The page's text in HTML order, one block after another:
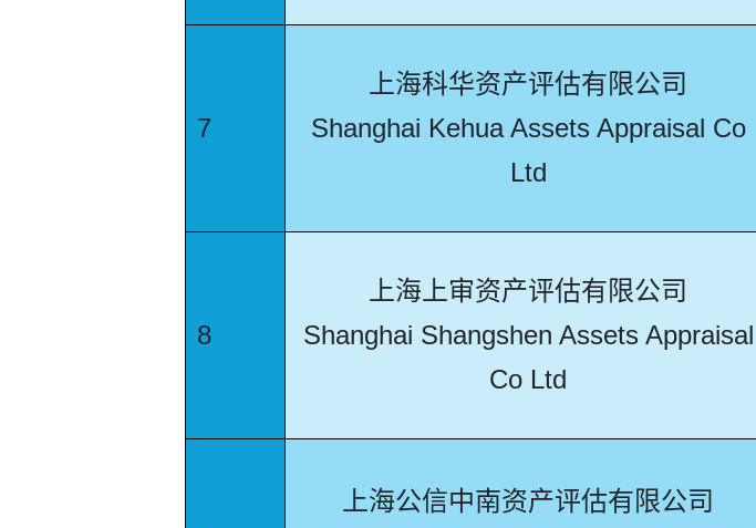
7
上海科华资产评估有限公司
Shanghai Kehua Assets Appraisal Co
Ltd
8
上海上审资产评估有限公司
Shanghai Shangshen Assets Appraisal
Co Ltd
上海公信中南资产评估有限公司